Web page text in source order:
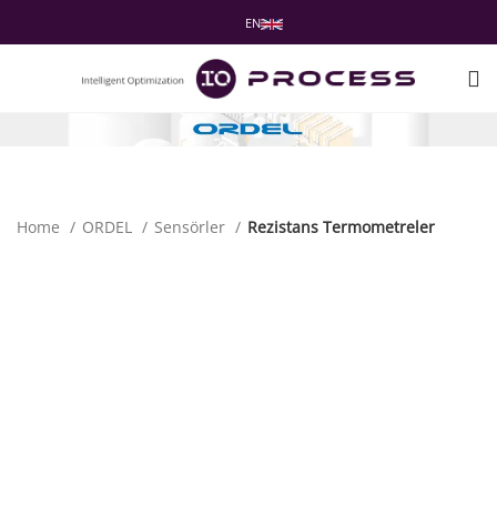
EN
Home ORDEL Sensörler Rezistans Termometreler